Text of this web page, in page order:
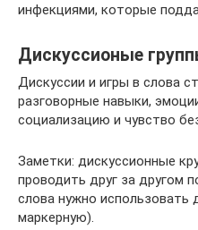
инфекциями, которые
Дискуссионые
Дискуссии и игры в слова
разговорные навыки,
социализацию и чувство
Заметки: дискуссионные
проводить друг за другом
слова нужно использовать
маркерную).